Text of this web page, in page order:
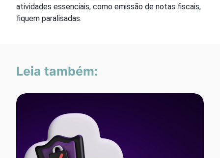
atividades essenciais, como emissão de notas fiscais,
fiquem paralisadas.
Leia também: